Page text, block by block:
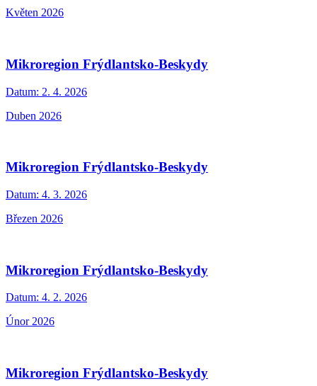
Květen 2026
Mikroregion Frýdlantsko-Beskydy
Datum: 2. 4. 2026
Duben 2026
Mikroregion Frýdlantsko-Beskydy
Datum: 4. 3. 2026
Březen 2026
Mikroregion Frýdlantsko-Beskydy
Datum: 4. 2. 2026
Únor 2026
Mikroregion Frýdlantsko-Beskydy